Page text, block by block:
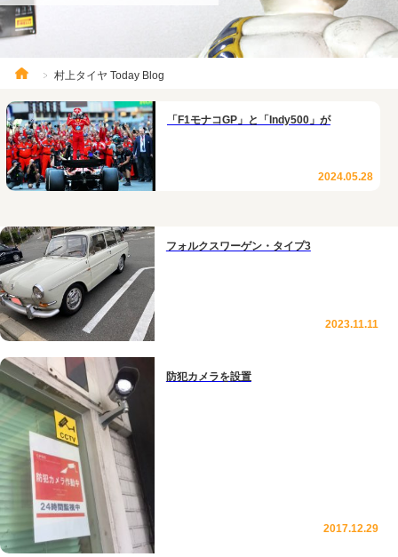
村上タイヤ Today Blog
「F1モナコGP」と「Indy500」が
2024.05.28
フォルクスワーゲン・タイプ3
2023.11.11
防犯カメラを設置
2017.12.29